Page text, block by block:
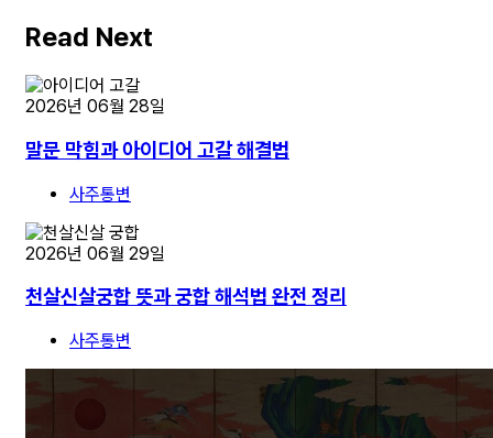
Read Next
2026년 06월 28일
말문 막힘과 아이디어 고갈 해결법
사주통변
2026년 06월 29일
천살신살궁합 뜻과 궁합 해석법 완전 정리
사주통변